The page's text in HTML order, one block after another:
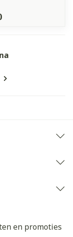
pagina
en promoties